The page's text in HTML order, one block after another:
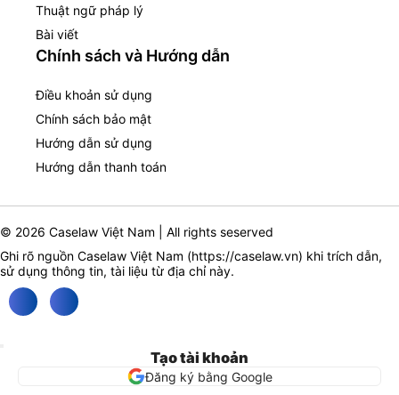
Thuật ngữ pháp lý
Bài viết
Chính sách và Hướng dẫn
Điều khoản sử dụng
Chính sách bảo mật
Hướng dẫn sử dụng
Hướng dẫn thanh toán
© 2026 Caselaw Việt Nam | All rights seserved
Ghi rõ nguồn Caselaw Việt Nam (https://caselaw.vn) khi trích dẫn,
sử dụng thông tin, tài liệu từ địa chỉ này.
Tạo tài khoản
Đăng ký bằng Google